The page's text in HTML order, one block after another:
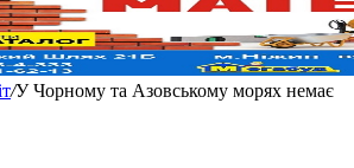
/У Чорному та Азовському морях немає